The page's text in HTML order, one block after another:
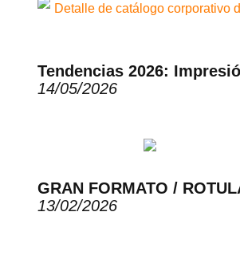
Tendencias 2026:
14/05/2026
GRAN FORMATO /
13/02/2026